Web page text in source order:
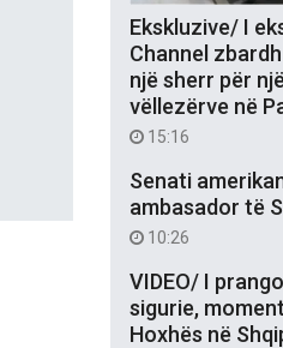
Ekskluzive/ I
Channel
një sherr për
vëllezërve në
15:16
Senati
ambasador të
10:26
VIDEO/ I
sigurie,
Hoxhës në